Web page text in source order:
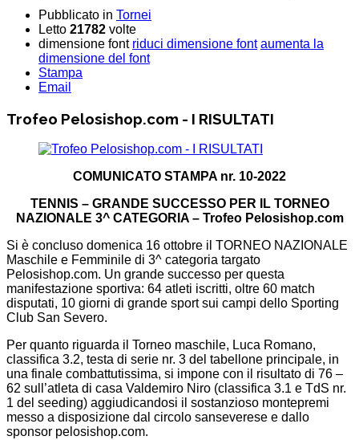
Pubblicato in Tornei
Letto 21782 volte
dimensione font riduci dimensione font aumenta la
dimensione del font
Stampa
Email
Trofeo Pelosishop.com - I RISULTATI
COMUNICATO STAMPA nr. 10-2022
TENNIS – GRANDE SUCCESSO PER IL TORNEO
NAZIONALE 3^ CATEGORIA – Trofeo Pelosishop.com
Si è concluso domenica 16 ottobre il TORNEO NAZIONALE
Maschile e Femminile di 3^ categoria targato
Pelosishop.com. Un grande successo per questa
manifestazione sportiva: 64 atleti iscritti, oltre 60 match
disputati, 10 giorni di grande sport sui campi dello Sporting
Club San Severo.
Per quanto riguarda il Torneo maschile, Luca Romano,
classifica 3.2, testa di serie nr. 3 del tabellone principale, in
una finale combattutissima, si impone con il risultato di 76 –
62 sull’atleta di casa Valdemiro Niro (classifica 3.1 e TdS nr.
1 del seeding) aggiudicandosi il sostanzioso montepremi
messo a disposizione dal circolo sanseverese e dallo
sponsor pelosishop.com.